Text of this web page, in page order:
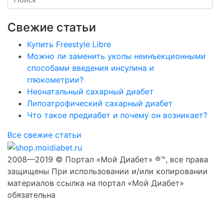
Свежие статьи
Купить Freestyle Libre
Можно ли заменить уколы неинъекционными
способами введения инсулина и
глюкометрии?
Неонатальный сахарный диабет
Липоатрофический сахарный диабет
Что такое предиабет и почему он возникает?
Все свежие статьи
2008—2019 © Портал «Мой Диабет» ®™, все права
защищены При использовании и/или копировании
материалов ссылка на портал «Мой Диабет»
обязательна